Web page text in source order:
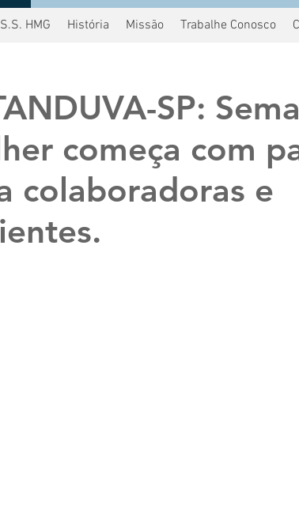
HMG História Missão Trabalhe Conosco
SP:
começa com
colaboradoras e